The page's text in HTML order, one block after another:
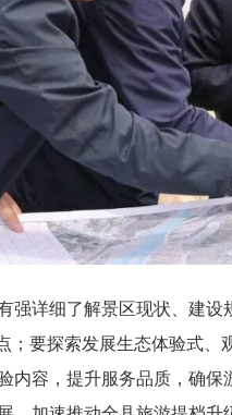
强详细了解景区现状、建设
；要探索发展生态体验式
内容，提升服务品质，确